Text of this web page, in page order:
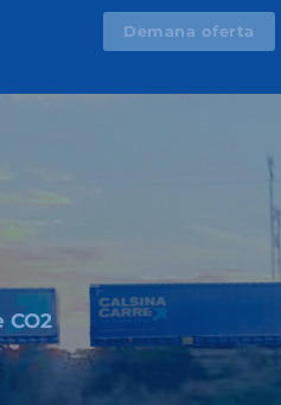
Demana oferta
CO2